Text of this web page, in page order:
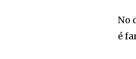
No
é